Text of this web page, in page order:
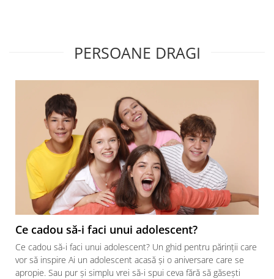
PERSOANE DRAGI
Ce cadou să-i faci unui adolescent?
Ce cadou să-i faci unui adolescent? Un ghid pentru părinții care
vor să inspire Ai un adolescent acasă și o aniversare care se
apropie. Sau pur și simplu vrei să-i spui ceva fără să găsești